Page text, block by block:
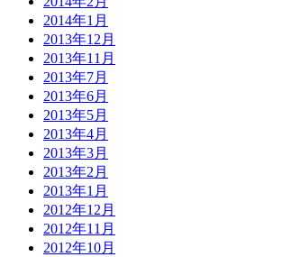
2014年1月
2013年12月
2013年11月
2013年7月
2013年6月
2013年5月
2013年4月
2013年3月
2013年2月
2013年1月
2012年12月
2012年11月
2012年10月